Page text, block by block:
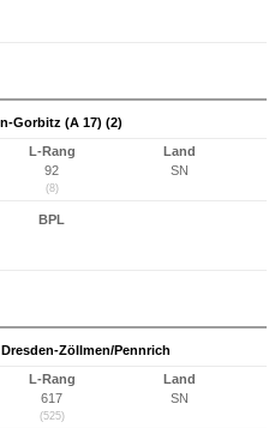
Gorbitz (A 17) (2)
L-Rang
92
(8)
Land
SN
BPL
Zöllmen/Pennrich
L-Rang
617
(525)
Land
SN